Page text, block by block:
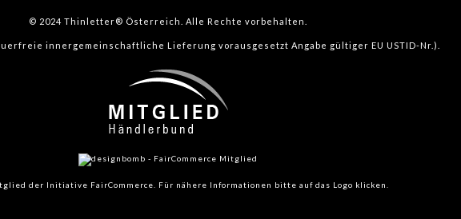
© 2024 Thinletter® Österreich. Alle Rechte vorbehalten.
innergemeinschaftliche Lieferung vorausgesetzt Angabe gültiger EU USTID-Nr.).
der Initiative FairCommerce. Für nähere Informationen bitte auf das Logo klicken.